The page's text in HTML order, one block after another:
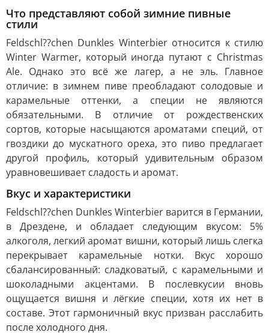
Что представляют собой зимние пивные
стили
Feldschl??chen Dunkles Winterbier относится к стилю
Winter Warmer, который иногда путают с Christmas
Ale. Однако это всё же лагер, а не эль. Главное
отличие: в зимнем пиве преобладают солодовые и
карамельные оттенки, а специи не являются
обязательными. В отличие от рождественских
сортов, которые насыщаются ароматами специй, от
гвоздики до мускатного ореха, это пиво предлагает
другой профиль, который удивительным образом
уравновешивает сладость и аромат.
Вкус и характеристики
Feldschl??chen Dunkles Winterbier варится в Германии,
в Дрездене, и обладает следующим вкусом: 5%
алкоголя, легкий аромат вишни, который лишь слегка
перекрывает карамельные нотки. Вкус хорошо
сбалансированный: сладковатый, с карамельными и
шоколадными акцентами. В послевкусии вновь
ощущается вишня и лёгкие специи, хотя их нет в
составе. Этот гармоничный вкус призван расслабить
после холодного дня.